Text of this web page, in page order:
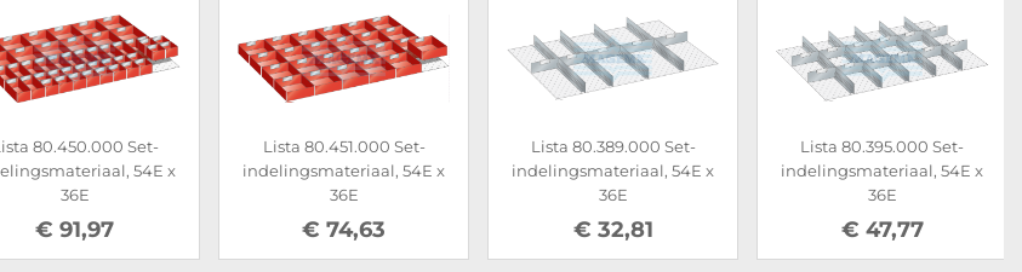
80.450.000 Set-
54E x
36E
€ 91,97
Lista 80.451.000 Set-
indelingsmateriaal, 54E x
36E
€ 74,63
Lista 80.389.000 Set-
indelingsmateriaal, 54E x
36E
€ 32,81
Lista 80.395.000 Set-
indelingsmateriaal, 54E x
36E
€ 47,77